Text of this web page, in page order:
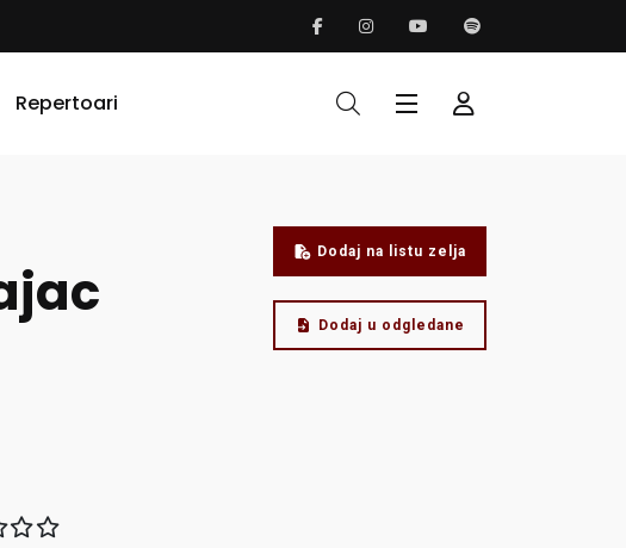
Repertoari
Dodaj na listu zelja
Dodaj u odgledane